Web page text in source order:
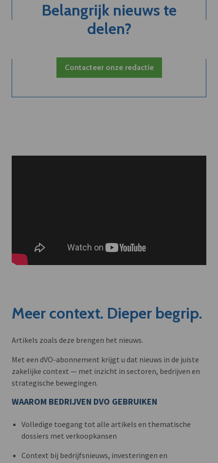
Belangrijk nieuws te
delen?
Contacteer onze redactie
Meer context. Dieper begrip.
Artikels zoals deze brengen het nieuws.
Met een dVO-abonnement krijgt u dat nieuws in de juiste
zakelijke context — met inzicht in sectoren, bedrijven en
strategische bewegingen.
WAAROM BEDRIJVEN DVO GEBRUIKEN
Volledige toegang tot alle artikels en thematische
dossiers met verkoopkansen
Context bij bedrijfsnieuws, investeringen en